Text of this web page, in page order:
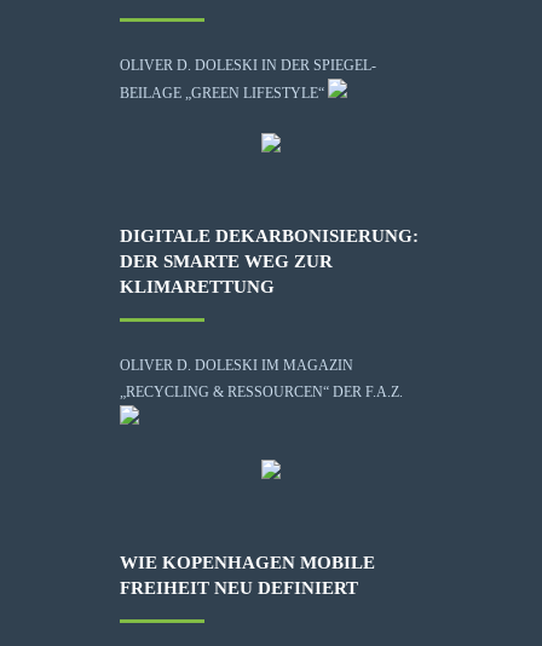
OLIVER D. DOLESKI IN DER SPIEGEL-
BEILAGE „GREEN LIFESTYLE“
DIGITALE DEKARBONISIERUNG:
DER SMARTE WEG ZUR
KLIMARETTUNG
OLIVER D. DOLESKI IM MAGAZIN
„RECYCLING & RESSOURCEN“ DER F.A.Z.
WIE KOPENHAGEN MOBILE
FREIHEIT NEU DEFINIERT